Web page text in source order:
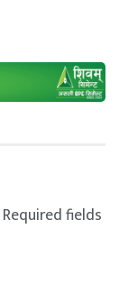
Required fields